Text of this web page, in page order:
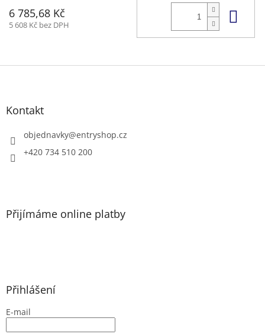
6 785,68 Kč
5 608 Kč bez DPH
Z
Kontakt
objednavky@entryshop.cz
+420 734 510 200
Přijímáme online platby
Přihlášení
E-mail